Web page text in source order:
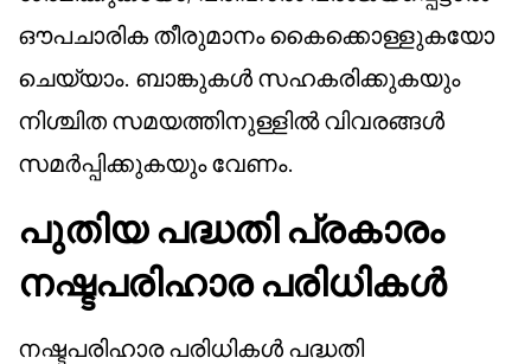
ഔപചാരിക തീരുമാനം കൈക്കൊള്ളുകയോ
ചെയ്യാം. ബാങ്കുകൾ സഹകരിക്കുകയും
നിശ്ചിത സമയത്തിനുള്ളിൽ വിവരങ്ങൾ
സമർപ്പിക്കുകയും വേണം.
പുതിയ പദ്ധതി പ്രകാരം
നഷ്ടപരിഹാര പരിധികൾ
നഷ്ടപരിഹാര പരിധികൾ പദ്ധതി